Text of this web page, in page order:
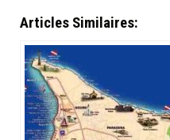
Articles Similaires: